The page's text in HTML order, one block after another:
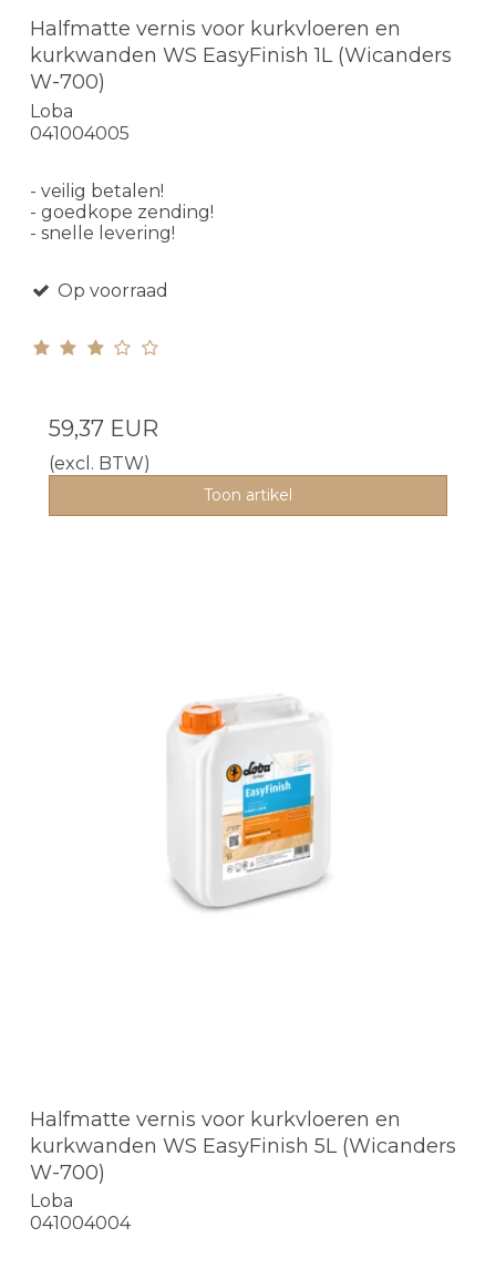
Halfmatte vernis voor kurkvloeren en
kurkwanden WS EasyFinish 1L (Wicanders
W-700)
Loba
041004005
- veilig betalen!
- goedkope zending!
- snelle levering!
Op voorraad
59,37 EUR
(excl. BTW)
Toon artikel
Halfmatte vernis voor kurkvloeren en
kurkwanden WS EasyFinish 5L (Wicanders
W-700)
Loba
041004004